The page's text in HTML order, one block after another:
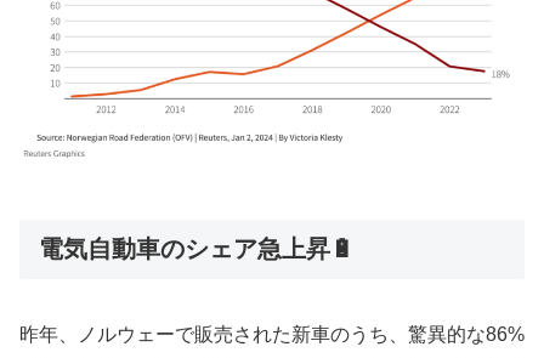
電気自動車のシェア急上昇🔋
昨年、ノルウェーで販売された新車のうち、驚異的な86%